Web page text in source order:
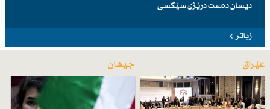
دیسان دەست درێژی سێكسی
زیاتر
عێراق جیهان